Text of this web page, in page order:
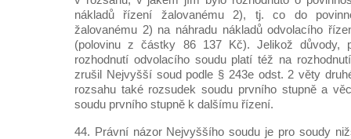
nákladů řízení žalovanému 2), tj. co do
žalovanému 2) na náhradu nákladů odvolacího
(polovinu z částky 86 137 Kč). Jelikož důvody,
rozhodnutí odvolacího soudu platí též na
zrušil Nejvyšší soud podle § 243e odst. 2 věty
rozsahu také rozsudek soudu prvního stupně a
soudu prvního stupně k dalšímu řízení.
44. Právní názor Nejvyššího soudu je pro soudy